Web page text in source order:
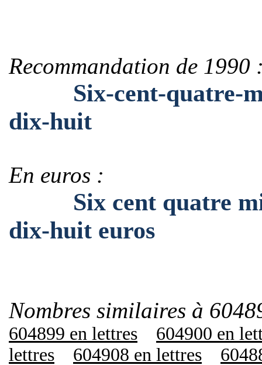
Recommandation de 1990
Six-cent-quatre-
dix-huit
En euros :
Six cent quatre
dix-huit euros
Nombres similaires à
604899 en lettres
604900 en
lettres
604908 en lettres